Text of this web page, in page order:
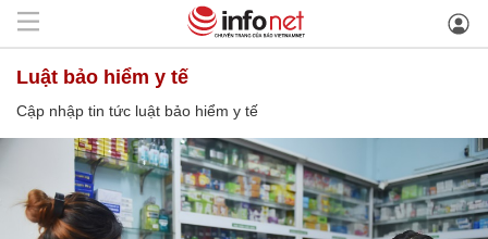
luật bảo hiểm y tế
Cập nhập tin tức luật bảo hiểm y tế